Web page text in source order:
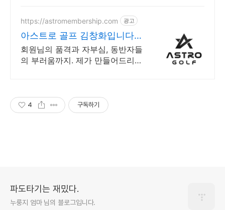
https://astromembership.com 광고
아스트로 골프 김창화입니다
실제 회원님 이용 후기
회원님의 품격과 자부심, 동반자들
의 부러움까지. 제가 만들어드리겠
4 구독하기
파도타기는 재밌다.
누룽지 엄마 님의 블로그입니다.